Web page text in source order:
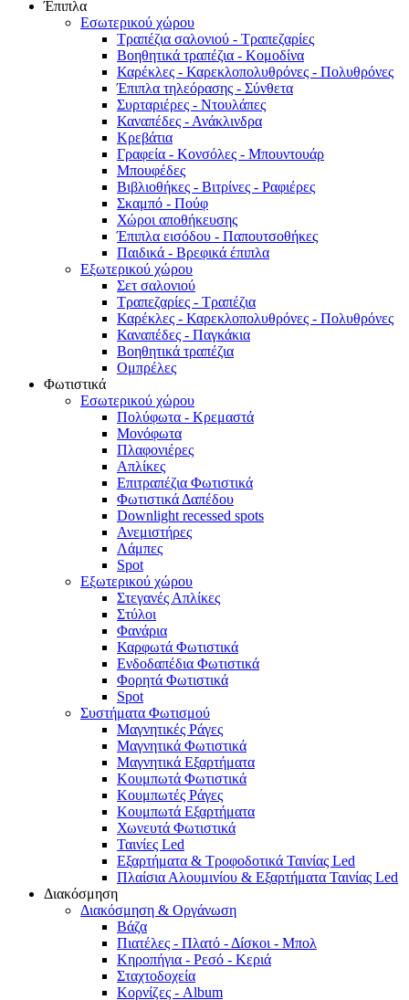
Έπιπλα
Εσωτερικού χώρου
Τραπέζια σαλονιού - Τραπεζαρίες
Βοηθητικά τραπέζια - Κομοδίνα
Καρέκλες - Καρεκλοπολυθρόνες - Πολυθρόνες
Έπιπλα τηλεόρασης - Σύνθετα
Συρταριέρες - Ντουλάπες
Καναπέδες - Ανάκλινδρα
Κρεβάτια
Γραφεία - Κονσόλες - Μπουντουάρ
Μπουφέδες
Βιβλιοθήκες - Βιτρίνες - Ραφιέρες
Σκαμπό - Πούφ
Χώροι αποθήκευσης
Έπιπλα εισόδου - Παπουτσοθήκες
Παιδικά - Βρεφικά έπιπλα
Εξωτερικού χώρου
Σετ σαλονιού
Τραπεζαρίες - Τραπέζια
Καρέκλες - Καρεκλοπολυθρόνες - Πολυθρόνες
Καναπέδες - Παγκάκια
Βοηθητικά τραπέζια
Ομπρέλες
Φωτιστικά
Εσωτερικού χώρου
Πολύφωτα - Κρεμαστά
Μονόφωτα
Πλαφονιέρες
Απλίκες
Επιτραπέζια Φωτιστικά
Φωτιστικά Δαπέδου
Downlight recessed spots
Ανεμιστήρες
Λάμπες
Spot
Εξωτερικού χώρου
Στεγανές Απλίκες
Στύλοι
Φανάρια
Καρφωτά Φωτιστικά
Ενδοδαπέδια Φωτιστικά
Φορητά Φωτιστικά
Spot
Συστήματα Φωτισμού
Μαγνητικές Ράγες
Μαγνητικά Φωτιστικά
Μαγνητικά Εξαρτήματα
Κουμπωτά Φωτιστικά
Κουμπωτές Ράγες
Κουμπωτά Εξαρτήματα
Χωνευτά Φωτιστικά
Ταινίες Led
Εξαρτήματα & Τροφοδοτικά Ταινίας Led
Πλαίσια Αλουμινίου & Εξαρτήματα Ταινίας Led
Διακόσμηση
Διακόσμηση & Οργάνωση
Βάζα
Πιατέλες - Πλατό - Δíσκοι - Μπολ
Κηροπήγια - Ρεσό - Κεριά
Σταχτοδοχεία
Κορνίζες - Album